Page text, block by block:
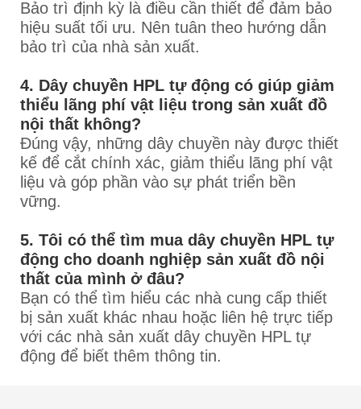
Bảo trì định kỳ là điều cần thiết để đảm bảo
hiệu suất tối ưu. Nên tuân theo hướng dẫn
bảo trì của nhà sản xuất.
4. Dây chuyền HPL tự động có giúp giảm
thiểu lãng phí vật liệu trong sản xuất đồ
nội thất không?
Đúng vậy, những dây chuyền này được thiết
kế để cắt chính xác, giảm thiểu lãng phí vật
liệu và góp phần vào sự phát triển bền
vững.
5. Tôi có thể tìm mua dây chuyền HPL tự
động cho doanh nghiệp sản xuất đồ nội
thất của mình ở đâu?
Bạn có thể tìm hiểu các nhà cung cấp thiết
bị sản xuất khác nhau hoặc liên hệ trực tiếp
với các nhà sản xuất dây chuyền HPL tự
động để biết thêm thông tin.